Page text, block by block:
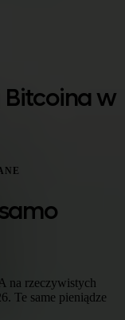
w
na rzeczywistych
Te same pieniądze